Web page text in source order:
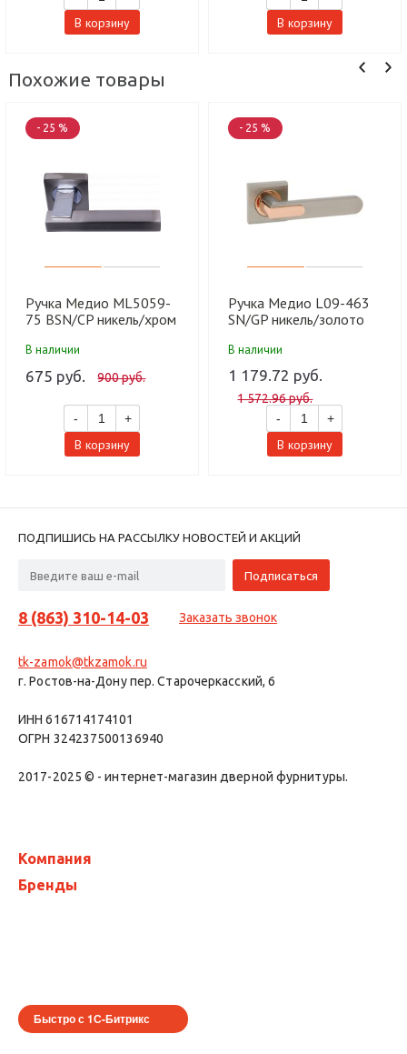
В корзину В корзину
Похожие товары
- 25 %
Ручка Медио ML5059-
75 BSN/CP никель/хром
В наличии
675 руб. 900 руб.
- +
В корзину
- 25 %
Ручка Медио L09-463
SN/GP никель/золото
В наличии
1 179.72 руб.
1 572.96 руб.
-
+
В корзину
ПОДПИШИСЬ НА РАССЫЛКУ НОВОСТЕЙ И АКЦИЙ
8 (863) 310-14-03 Заказать звонок
tk-zamok@tkzamok.ru
г. Ростов-на-Дону пер. Старочеркасский, 6
ИНН 616714174101
ОГРН 324237500136940
2017-2025 © - интернет-магазин дверной фурнитуры.
Компания
Бренды
Быстро с 1С-Битрикс